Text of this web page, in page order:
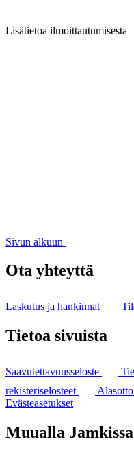
Lisätietoa ilmoittautumisesta
Sivun alkuun
Ota yhteyttä
Laskutus ja hankinnat
Tietoa sivuista
Saavutettavuusseloste
rekisteriselosteet
Evästeasetukset
Muualla Jamkissa